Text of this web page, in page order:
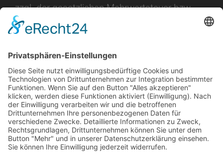
zzgl. der gesetzlichen Mehrwertsteuer bzw.
Tagespauschale oder Gruppenpreise erhalten
Sie jeweils auf Anfrage. Je nach Bedarf und
Aufwand würde eine Aufwands- und
Logistikpauschale z.B. für angemietete
Betriebsmittel etc. zzgl. berechnet werden.
Kran (Wikipedia)